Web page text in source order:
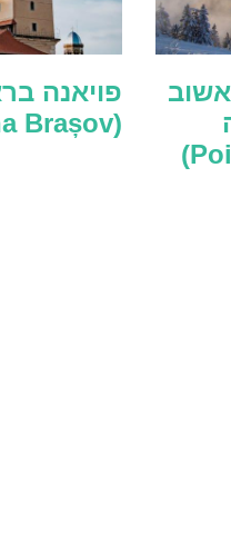
פויאנה
(Poiana Brașov) ברומניה